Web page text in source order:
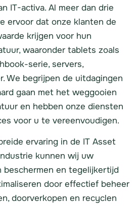
IT-activa. Al meer dan drie
ervoor dat onze klanten de
krijgen voor hun
waaronder tablets zoals
serie, servers,
We begrijpen de uitdagingen
gaan met het weggooien
en hebben onze diensten
voor u te vereenvoudigen.
ervaring in de IT Asset
kunnen wij uw
beschermen en tegelijkertijd
door effectief beheer
doorverkopen en recyclen